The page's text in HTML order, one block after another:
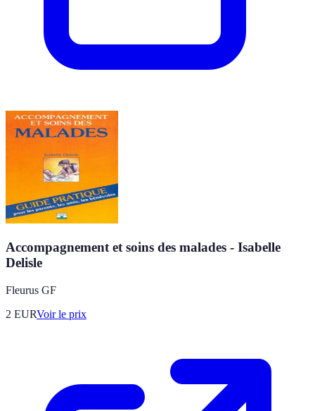
Accompagnement et soins des malades - Isabelle
Delisle
Fleurus GF
2 EURVoir le prix